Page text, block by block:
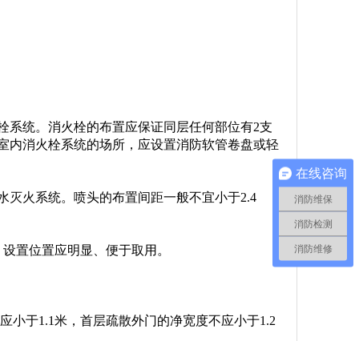
系统。消火栓的布置应保证同层任何部位有2支
内消火栓系统的场所，应设置消防软管卷盘或轻
灭火系统。喷头的布置间距一般不宜小于2.4
置位置应明显、便于取用。
小于1.1米，首层疏散外门的净宽度不应小于1.2
在线咨询
消防维保
消防检测
消防维修